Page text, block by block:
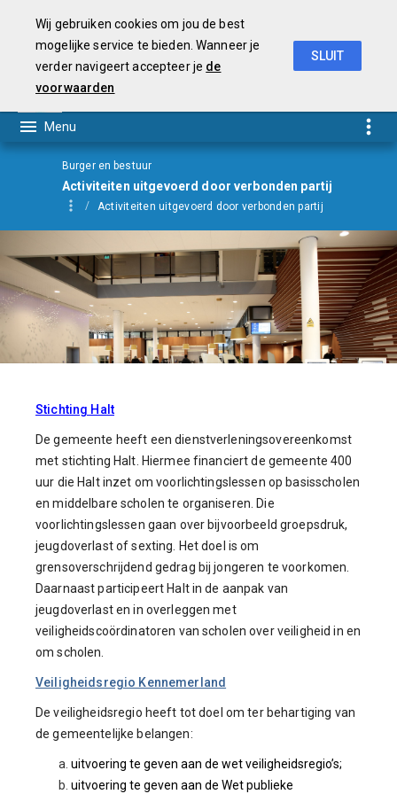
Burger en bestuur
Activiteiten uitgevoerd door verbonden partij
Activiteiten uitgevoerd door verbonden partij
Stichting Halt
De gemeente heeft een dienstverleningsovereenkomst
met stichting Halt. Hiermee financiert de gemeente 400
uur die Halt inzet om voorlichtingslessen op basisscholen
en middelbare scholen te organiseren. Die
voorlichtingslessen gaan over bijvoorbeeld groepsdruk,
jeugdoverlast of sexting. Het doel is om
grensoverschrijdend gedrag bij jongeren te voorkomen.
Daarnaast participeert Halt in de aanpak van
jeugdoverlast en in overleggen met
veiligheidscoördinatoren van scholen over veiligheid in en
om scholen.
Veiligheidsregio Kennemerland
De veiligheidsregio heeft tot doel om ter behartiging van
de gemeentelijke belangen:
uitvoering te geven aan de wet veiligheidsregio’s;
uitvoering te geven aan de Wet publieke
Wij gebruiken cookies om jou de best
mogelijke service te bieden. Wanneer je
verder navigeert accepteer je de
voorwaarden
SLUIT